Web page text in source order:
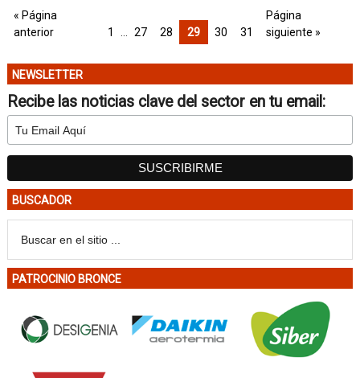
« Página
anterior
1 27 28 29 30 31
Página
siguiente »
NEWSLETTER
Recibe las noticias clave del sector en tu email:
BUSCADOR
PATROCINIO BRONCE